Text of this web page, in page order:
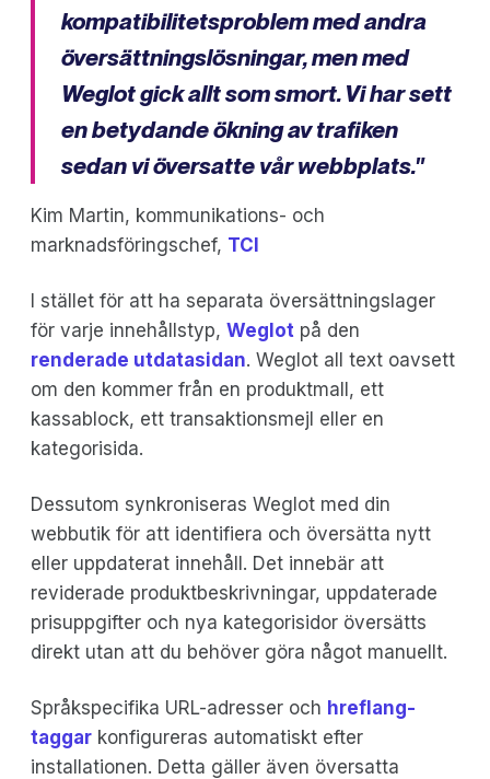
kompatibilitetsproblem med andra
översättningslösningar, men med
Weglot gick allt som smort. Vi har sett
en betydande ökning av trafiken
sedan vi översatte vår webbplats."
Kim Martin, kommunikations- och
marknadsföringschef, TCI
I stället för att ha separata översättningslager
för varje innehållstyp, Weglot på den
renderade utdatasidan. Weglot all text oavsett
om den kommer från en produktmall, ett
kassablock, ett transaktionsmejl eller en
kategorisida.
Dessutom synkroniseras Weglot med din
webbutik för att identifiera och översätta nytt
eller uppdaterat innehåll. Det innebär att
reviderade produktbeskrivningar, uppdaterade
prisuppgifter och nya kategorisidor översätts
direkt utan att du behöver göra något manuellt.
Språkspecifika URL-adresser och hreflang-
taggar konfigureras automatiskt efter
installationen. Detta gäller även översatta